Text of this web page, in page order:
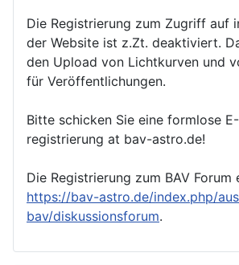
Die Registrierung zum Zugriff auf
der Website ist z.Zt. deaktiviert.
den Upload von Lichtkurven und
für Veröffentlichungen.
Bitte schicken Sie eine formlose
registrierung at bav-astro.de!
Die Registrierung zum BAV
https://bav-astro.de/index.php/
bav/diskussionsforum.